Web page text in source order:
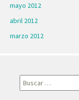
mayo 2012
abril 2012
marzo 2012
Buscar: